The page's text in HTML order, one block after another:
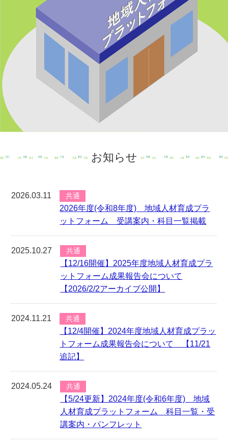
お知らせ
2026.03.11 共通
2026年度(令和8年度) 地域人材育成プラ
ットフォーム 受講案内・科目一覧掲載
2025.10.27 共通
【12/16開催】2025年度地域人材育成プラ
ットフォーム成果報告会について
【2026/2/2アーカイブ公開】
2024.11.21 共通
【12/4開催】2024年度地域人材育成プラッ
トフォーム成果報告会について 【11/21
追記】
2024.05.24 共通
【5/24更新】2024年度(令和6年度) 地域
人材育成プラットフォーム 科目一覧・受
講案内・パンフレット